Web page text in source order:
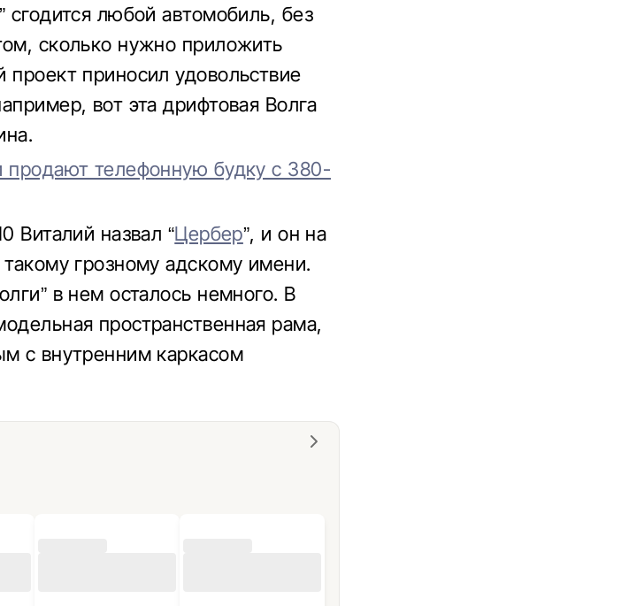
сгодится любой автомобиль, без
сколько нужно приложить
приносил удовольствие
вот эта дрифтовая Волга
продают телефонную будку с 380-
Виталий назвал “Цербер”, и он на
такому грозному адскому имени.
в нем осталось немного. В
пространственная рама,
с внутренним каркасом